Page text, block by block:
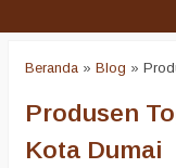
Beranda » Blog »
Produsen
Kota Dumai